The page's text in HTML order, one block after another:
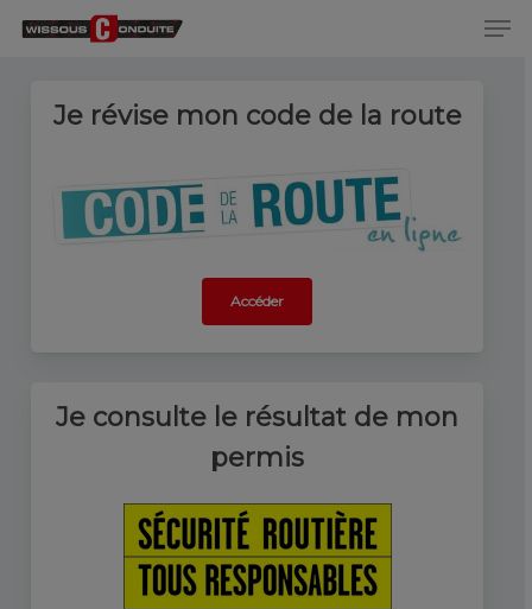
contentJe révise mon code de la route
Accéder
Je consulte le résultat de mon
permis
Menu